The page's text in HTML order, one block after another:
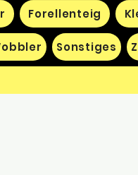
Forellenteig
Sonstiges